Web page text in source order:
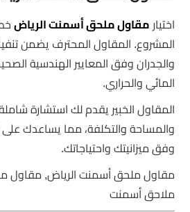
اختيارمقاول ملحق أسمنت الرياض
المشروع. المقاول المحترف يضمن
والجدران وفق المعايير الهندسية
المائي والحراري.
المقاول الخبير يقدم لك استشارة
والمساحة والتكلفة، مما يساعدك على
وفق ميزانيتك واحتياجاتك.
مقاول ملحق أسمنت الرياض, مقاول
ملاحق أسمنت